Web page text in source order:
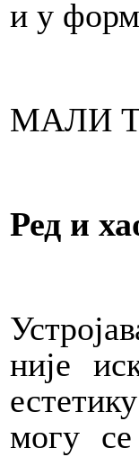
и у
МАЛИ
Ред и
није
могу